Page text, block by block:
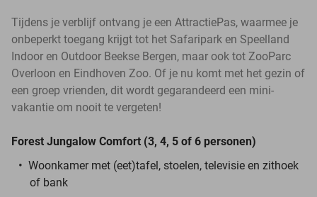
Tijdens je verblijf ontvang je een AttractiePas, waarmee je
onbeperkt toegang krijgt tot het Safaripark en Speelland
Indoor en Outdoor Beekse Bergen, maar ook tot ZooParc
Overloon en Eindhoven Zoo. Of je nu komt met het gezin of
een groep vrienden, dit wordt gegarandeerd een mini-
vakantie om nooit te vergeten!
Forest Jungalow Comfort (3, 4, 5 of 6 personen)
Woonkamer met (eet)tafel, stoelen, televisie en zithoek
of bank